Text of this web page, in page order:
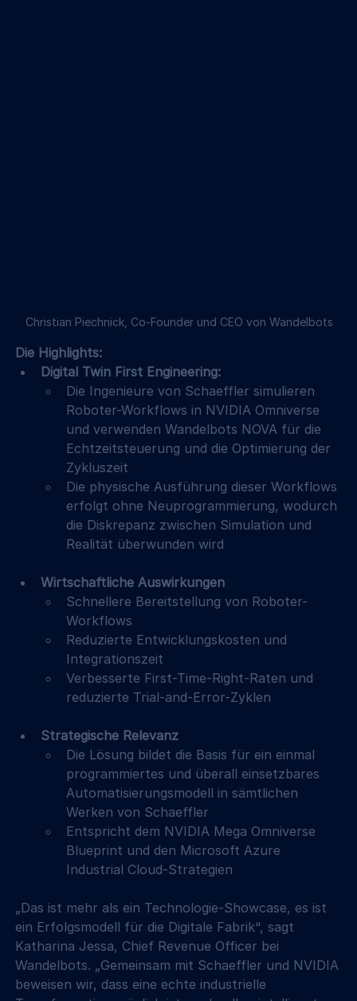
Christian Piechnick, Co-Founder und CEO von Wandelbots
Die Highlights:
Digital Twin First Engineering:
Die Ingenieure von Schaeffler simulieren
Roboter-Workflows in NVIDIA Omniverse
und verwenden Wandelbots NOVA für die
Echtzeitsteuerung und die Optimierung der
Zykluszeit
Die physische Ausführung dieser Workflows
erfolgt ohne Neuprogrammierung, wodurch
die Diskrepanz zwischen Simulation und
Realität überwunden wird
Wirtschaftliche Auswirkungen
Schnellere Bereitstellung von Roboter-
Workflows
Reduzierte Entwicklungskosten und
Integrationszeit
Verbesserte First-Time-Right-Raten und
reduzierte Trial-and-Error-Zyklen
Strategische Relevanz
Die Lösung bildet die Basis für ein einmal
programmiertes und überall einsetzbares
Automatisierungsmodell in sämtlichen
Werken von Schaeffler
Entspricht dem NVIDIA Mega Omniverse
Blueprint und den Microsoft Azure
Industrial Cloud-Strategien
„Das ist mehr als ein Technologie-Showcase, es ist
ein Erfolgsmodell für die Digitale Fabrik“, sagt
Katharina Jessa, Chief Revenue Officer bei
Wandelbots. „Gemeinsam mit Schaeffler und NVIDIA
beweisen wir, dass eine echte industrielle